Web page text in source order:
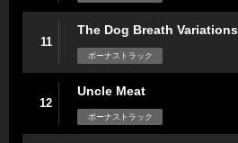
11
The Dog Breath Variations
ボーナストラック
12
Uncle Meat
ボーナストラック